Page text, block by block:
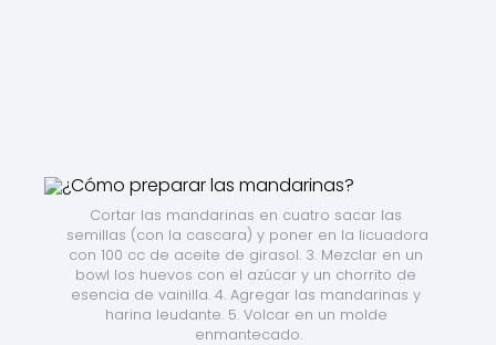
Cortar las mandarinas en cuatro sacar las
semillas (con la cascara) y poner en la licuadora
con 100 cc de aceite de girasol. 3. Mezclar en un
bowl los huevos con el azúcar y un chorrito de
esencia de vainilla. 4. Agregar las mandarinas y
harina leudante. 5. Volcar en un molde
enmantecado.